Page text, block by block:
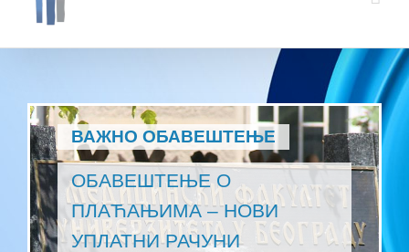
ВАЖНО ОБАВЕШТЕЊЕ
ОБАВЕШТЕЊЕ О
ПЛАЋАЊИМА – НОВИ
УПЛАТНИ РАЧУНИ